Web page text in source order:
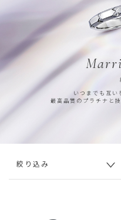
いつまでも互い
最高品質のプラチナと
絞り込み